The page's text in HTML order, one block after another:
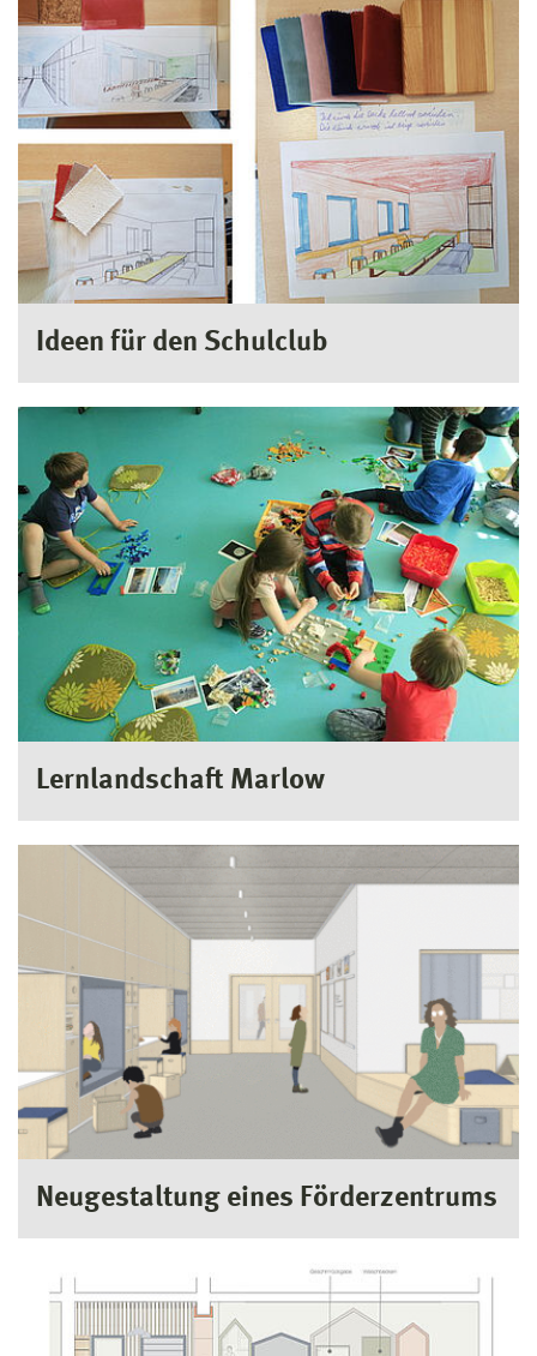
Ideen für den Schulclub
Lernlandschaft Marlow
Neugestaltung eines Förderzentrums